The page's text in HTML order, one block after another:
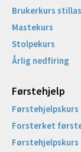
Brukerkurs
Mastekurs
Stolpekurs
Årlig nedfiring
Førstehjelp
Førstehjelpskurs
Forsterket